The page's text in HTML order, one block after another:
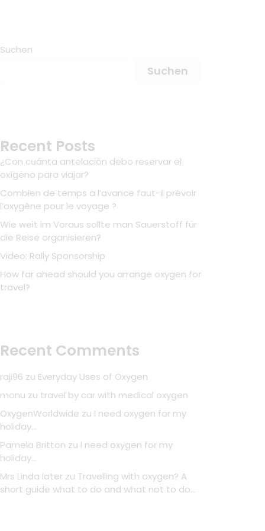
Suchen
Suchen
Recent Posts
¿Con cuánta antelación debo reservar el
oxígeno para viajar?
Combien de temps à l’avance faut-il prévoir
l’oxygène pour le voyage ?
Wie weit im Voraus sollte man Sauerstoff für
die Reise organisieren?
Video: Rally Sponsorship
How far ahead should you arrange oxygen for
travel?
Recent Comments
raji96 zu Everyday Uses of Oxygen
monu zu travel by car with medical oxygen
OxygenWorldwide zu I need oxygen for my
holiday…
Pamela Britton zu I need oxygen for my
holiday…
Mrs Linda later zu Travelling with oxygen? A
short guide what to do and what not to do…